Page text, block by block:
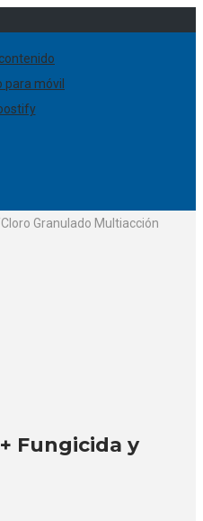
Cloro Granulado Multiacción
Fungicida y